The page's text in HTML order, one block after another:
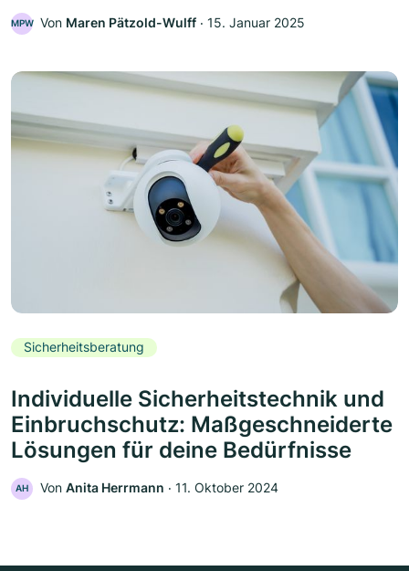
MPW Von Maren Pätzold-Wulff ‧ 15. Januar 2025
Sicherheitsberatung
Individuelle Sicherheitstechnik und
Einbruchschutz: Maßgeschneiderte
Lösungen für deine Bedürfnisse
AH Von Anita Herrmann ‧ 11. Oktober 2024